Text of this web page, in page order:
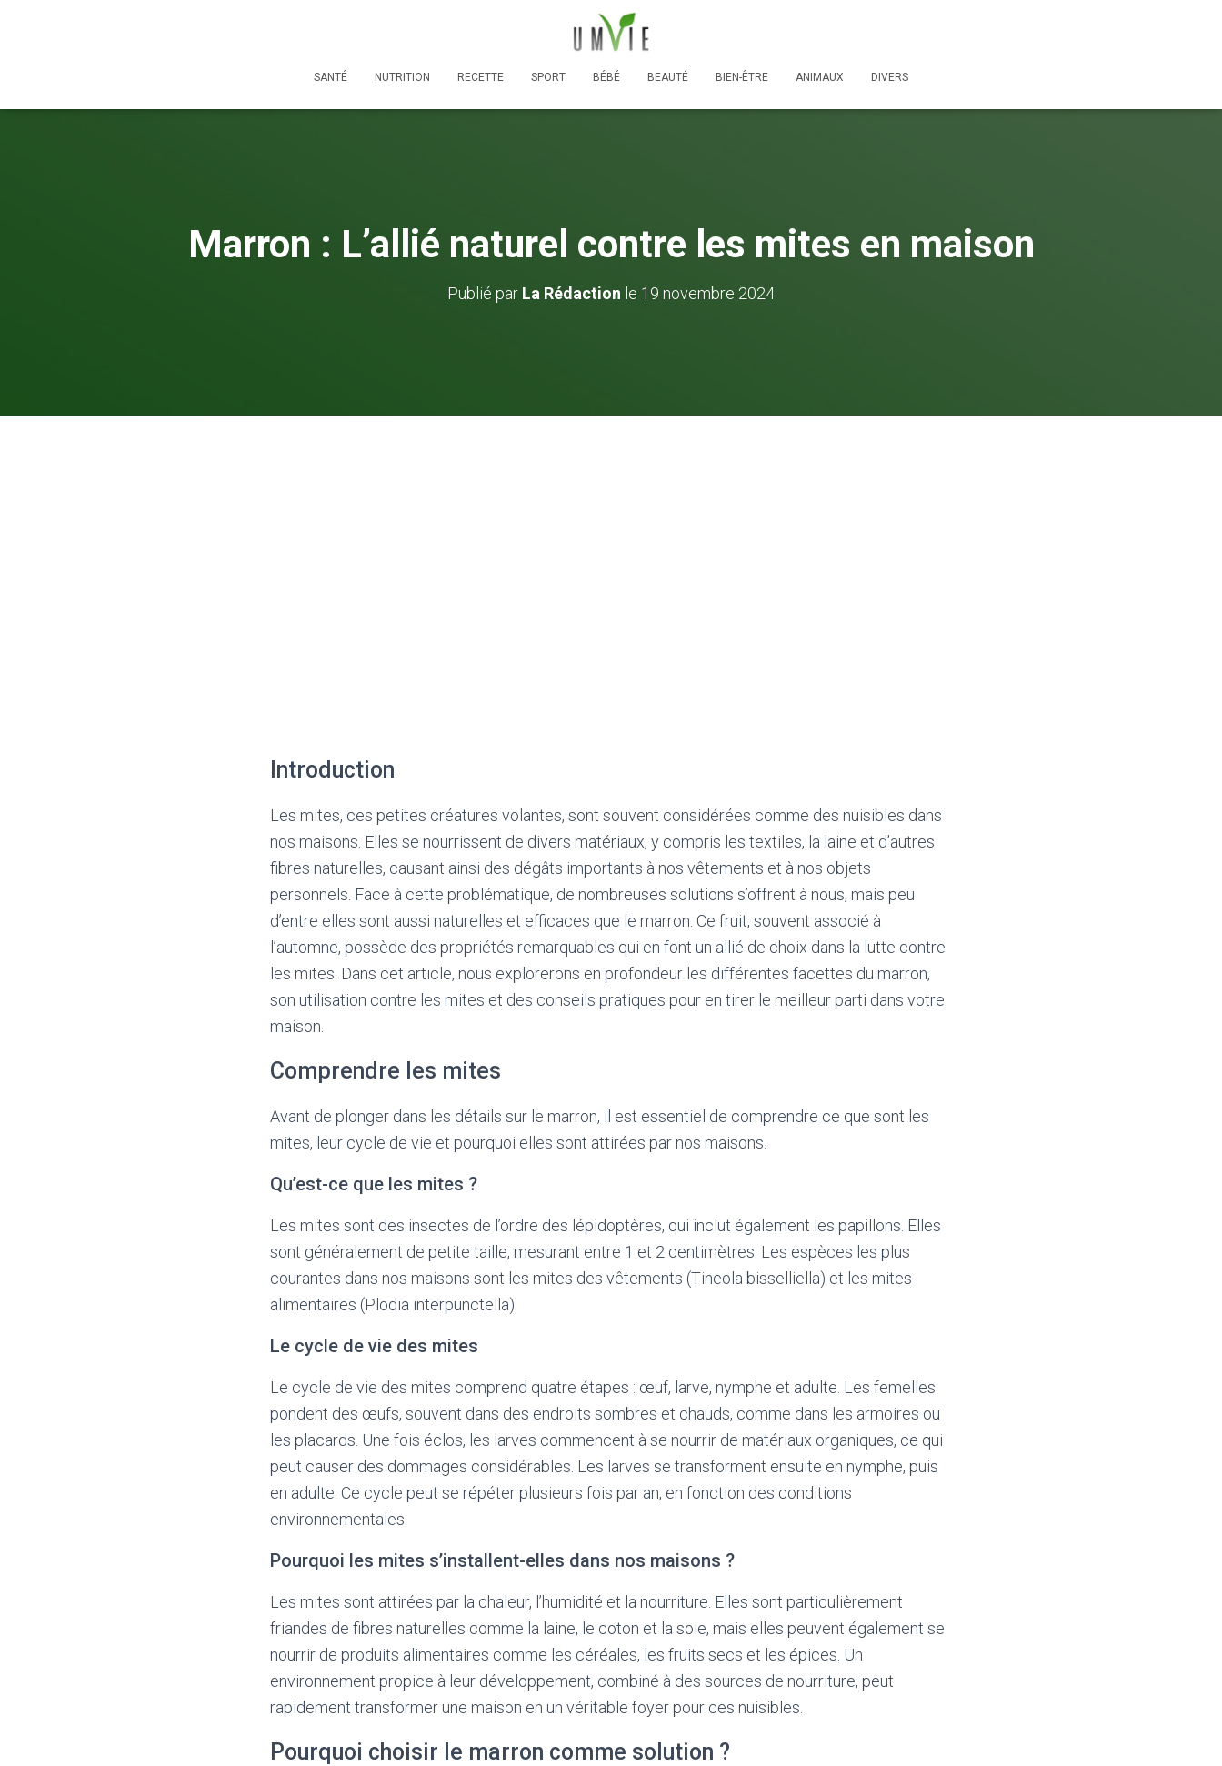
SANTÉ NUTRITION RECETTE SPORT BÉBÉ BEAUTÉ BIEN-ÊTRE ANIMAUX DIVERS
Marron : L’allié naturel contre les mites en maison
Publié par La Rédaction le 19 novembre 2024
Introduction
Les mites, ces petites créatures volantes, sont souvent considérées comme des nuisibles dans
nos maisons. Elles se nourrissent de divers matériaux, y compris les textiles, la laine et d’autres
fibres naturelles, causant ainsi des dégâts importants à nos vêtements et à nos objets
personnels. Face à cette problématique, de nombreuses solutions s’offrent à nous, mais peu
d’entre elles sont aussi naturelles et efficaces que le marron. Ce fruit, souvent associé à
l’automne, possède des propriétés remarquables qui en font un allié de choix dans la lutte contre
les mites. Dans cet article, nous explorerons en profondeur les différentes facettes du marron,
son utilisation contre les mites et des conseils pratiques pour en tirer le meilleur parti dans votre
maison.
Comprendre les mites
Avant de plonger dans les détails sur le marron, il est essentiel de comprendre ce que sont les
mites, leur cycle de vie et pourquoi elles sont attirées par nos maisons.
Qu’est-ce que les mites ?
Les mites sont des insectes de l’ordre des lépidoptères, qui inclut également les papillons. Elles
sont généralement de petite taille, mesurant entre 1 et 2 centimètres. Les espèces les plus
courantes dans nos maisons sont les mites des vêtements (Tineola bisselliella) et les mites
alimentaires (Plodia interpunctella).
Le cycle de vie des mites
Le cycle de vie des mites comprend quatre étapes : œuf, larve, nymphe et adulte. Les femelles
pondent des œufs, souvent dans des endroits sombres et chauds, comme dans les armoires ou
les placards. Une fois éclos, les larves commencent à se nourrir de matériaux organiques, ce qui
peut causer des dommages considérables. Les larves se transforment ensuite en nymphe, puis
en adulte. Ce cycle peut se répéter plusieurs fois par an, en fonction des conditions
environnementales.
Pourquoi les mites s’installent-elles dans nos maisons ?
Les mites sont attirées par la chaleur, l’humidité et la nourriture. Elles sont particulièrement
friandes de fibres naturelles comme la laine, le coton et la soie, mais elles peuvent également se
nourrir de produits alimentaires comme les céréales, les fruits secs et les épices. Un
environnement propice à leur développement, combiné à des sources de nourriture, peut
rapidement transformer une maison en un véritable foyer pour ces nuisibles.
Pourquoi choisir le marron comme solution ?